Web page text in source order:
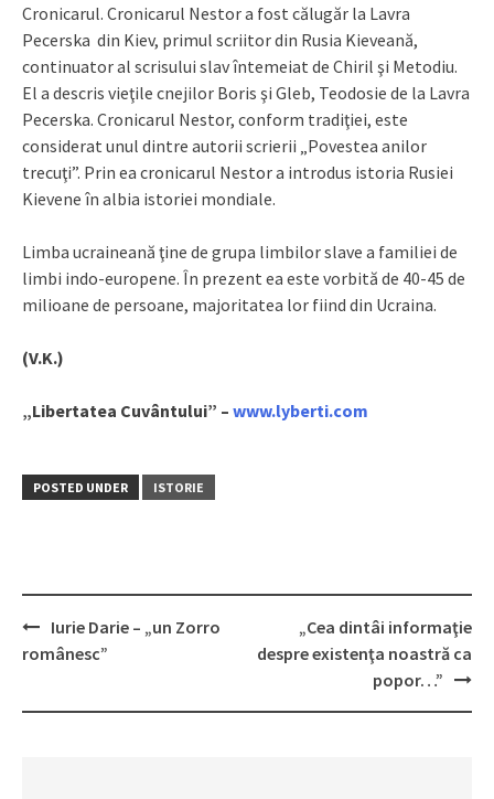
Cronicarul. Cronicarul Nestor a fost călugăr la Lavra
Pecerska din Kiev, primul scriitor din Rusia Kieveană,
continuator al scrisului slav întemeiat de Chiril şi Metodiu.
El a descris vieţile cnejilor Boris şi Gleb, Teodosie de la Lavra
Pecerska. Cronicarul Nestor, conform tradiţiei, este
considerat unul dintre autorii scrierii „Povestea anilor
trecuţi”. Prin ea cronicarul Nestor a introdus istoria Rusiei
Kievene în albia istoriei mondiale.
Limba ucraineană ţine de grupa limbilor slave a familiei de
limbi indo-europene. În prezent ea este vorbită de 40-45 de
milioane de persoane, majoritatea lor fiind din Ucraina.
(V.K.)
„Libertatea Cuvântului” – www.lyberti.com
POSTED UNDER ISTORIE
Post
Iurie Darie – „un Zorro
românesc”
„Cea dintâi informaţie
despre existenţa noastră ca
popor…”